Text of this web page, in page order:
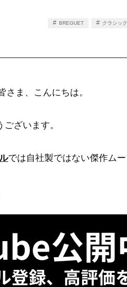
BREGUET クラシック
さま、こんにちは。
ざいます。
では自社製ではない傑作ム